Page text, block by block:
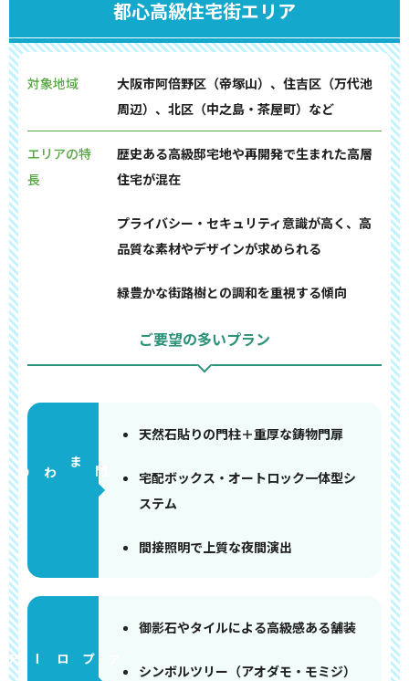
都心高級住宅街エリア
対象地域
大阪市阿倍野区（帝塚山）、住吉区（万代池
周辺）、北区（中之島・茶屋町）など
エリアの特
長
歴史ある高級邸宅地や再開発で生まれた高層
住宅が混在
プライバシー・セキュリティ意識が高く、高
品質な素材やデザインが求められる
緑豊かな街路樹との調和を重視する傾向
ご要望の多いプラン
門まわり
天然石貼りの門柱＋重厚な鋳物門扉
宅配ボックス・オートロック一体型シ
ステム
間接照明で上質な夜間演出
アプローチ
御影石やタイルによる高級感ある舗装
シンボルツリー（アオダモ・モミジ）